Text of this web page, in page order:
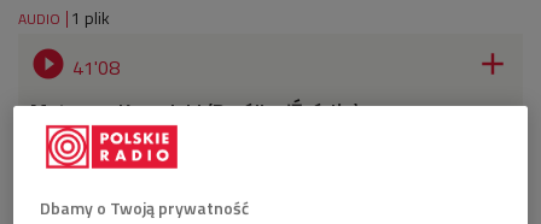
AUDIO 1 plik
 41'08 
Mateusz Kowalski (Dwójka/Źródła)
Dbamy o Twoją prywatność